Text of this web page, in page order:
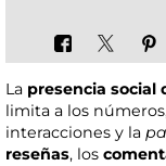
La presencia social
limita a los
interacciones y la
reseñas, los